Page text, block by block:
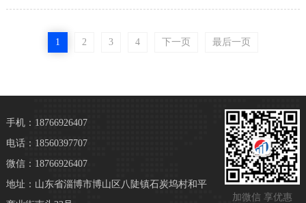
训与智能监控。从设计到生产，一站式服务，为您的智能制造保驾护
1
2 3 4 下一页 最后一页
加微信 享优惠
手机：18766926407
电话：18560397707
微信：18766926407
地址：山东省淄博市博山区八陡镇石炭坞村和平